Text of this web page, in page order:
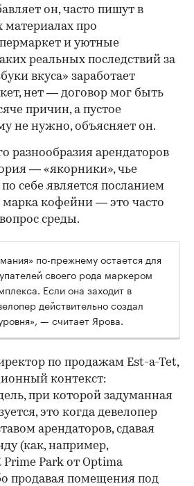
он, часто пишут в
про
и уютные
реальных последствий за
вкуса» заработает
нет — договор мог быть
причин, а пустое
не нужно, объясняет он.
разнообразия арендаторов
— «якорники», чье
себе является посланием
кофейни — это часто
среды.
по-прежнему остается для
своего рода маркером
Если она заходит в
действительно создал
— считает Ярова.
по продажам Est-a-Tet,
контекст:
при которой задуманная
это когда девелопер
арендаторов, сдавая
(как, например,
Park от Optima
продавая помещения под